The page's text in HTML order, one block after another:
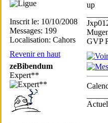
Inscrit le: 10/10/2008
Messages: 199
Localisation: Cahors
up
GVP
Revenir en haut
zeBibendum
Expert**